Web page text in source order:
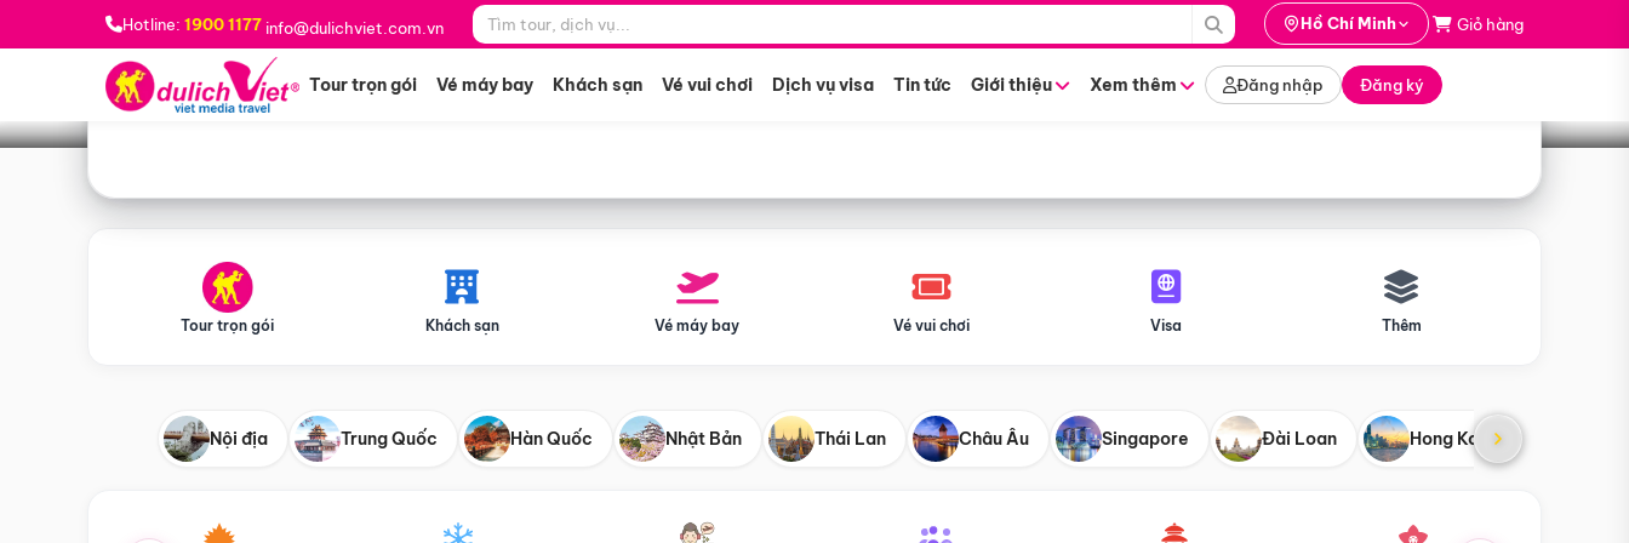
Hotline: 1900 1177 info@dulichviet.com.vn Hồ Chí Minh Giỏ hàng
Tour trọn gói Vé máy bay Khách sạn Vé vui chơi Dịch vụ visa Tin tức Giới thiệu Xem thêm Đăng nhập Đăng ký
Bạn muốn đi đâu? *
Tìm tour
Tour trọn gói Khách sạn Vé máy bay Vé vui chơi Visa Thêm
Nội địa Trung Quốc Hàn Quốc Nhật Bản Thái Lan Châu Âu Singapore Đài Loan Hong Kong